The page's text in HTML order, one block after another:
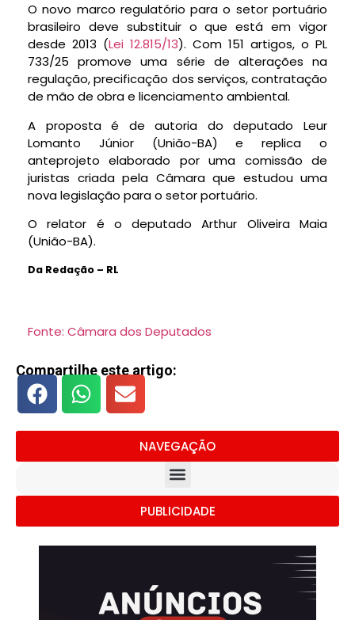
O novo marco regulatório para o setor portuário
brasileiro deve substituir o que está em vigor
desde 2013 (Lei 12.815/13). Com 151 artigos, o PL
733/25 promove uma série de alterações na
regulação, precificação dos serviços, contratação
de mão de obra e licenciamento ambiental.
A proposta é de autoria do deputado Leur
Lomanto Júnior (União-BA) e replica o
anteprojeto elaborado por uma comissão de
juristas criada pela Câmara que estudou uma
nova legislação para o setor portuário.
O relator é o deputado Arthur Oliveira Maia
(União-BA).
Da Redação – RL
Fonte: Câmara dos Deputados
Compartilhe este artigo:
NAVEGAÇÃO
PUBLICIDADE